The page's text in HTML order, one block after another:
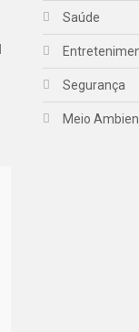
Saúde
Segurança
Meio